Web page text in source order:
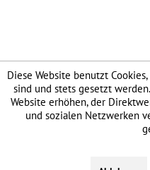
Diese Website benutzt
sind und stets gesetzt
Website erhöhen, der
und sozialen Netzwerken